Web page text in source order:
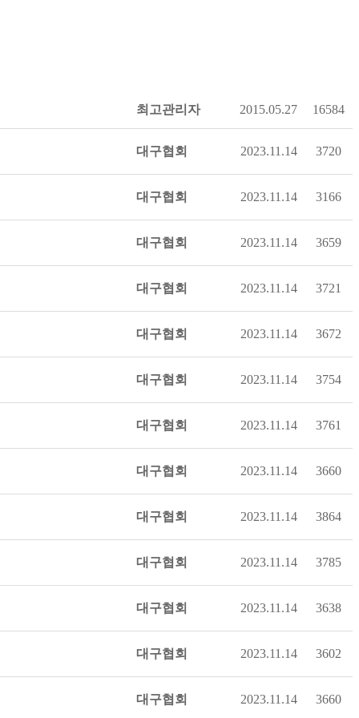
최고관리자 2015.05.27 16584
대구협회 2023.11.14 3720
대구협회 2023.11.14 3166
대구협회 2023.11.14 3659
대구협회 2023.11.14 3721
대구협회 2023.11.14 3672
대구협회 2023.11.14 3754
대구협회 2023.11.14 3761
대구협회 2023.11.14 3660
대구협회 2023.11.14 3864
대구협회 2023.11.14 3785
대구협회 2023.11.14 3638
대구협회 2023.11.14 3602
대구협회 2023.11.14 3660